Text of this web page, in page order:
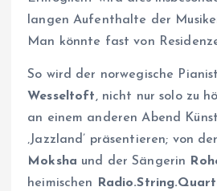
langen Aufenthalte der
Man könnte fast von
So wird der norwegische Pianist
Wesseltoft, nicht nur solo zu
an einem anderen Abend
‚Jazzland’ präsentieren; von
Moksha und der Sängerin
heimischen